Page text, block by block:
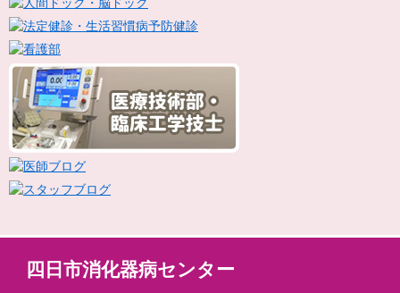
四日市消化器病センター